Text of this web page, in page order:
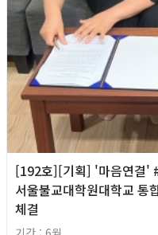
[192호][기획] '마음연결'
서울불교대학원대학교 통
체결